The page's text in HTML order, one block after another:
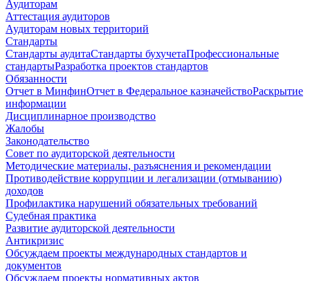
Аудиторам
Аттестация аудиторов
Аудиторам новых территорий
Стандарты
Стандарты аудитаСтандарты бухучетаПрофессиональные
стандартыРазработка проектов стандартов
Обязанности
Отчет в МинфинОтчет в Федеральное казначействоРаскрытие
информации
Дисциплинарное производство
Жалобы
Законодательство
Совет по аудиторской деятельности
Методические материалы, разъяснения и рекомендации
Противодействие коррупции и легализации (отмыванию)
доходов
Профилактика нарушений обязательных требований
Судебная практика
Развитие аудиторской деятельности
Антикризис
Обсуждаем проекты международных стандартов и
документов
Обсуждаем проекты нормативных актов